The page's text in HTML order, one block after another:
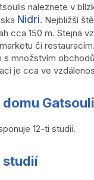
naleznete v
Nidri. Nejbližší
cca 150 m. Stejná
či
s množstvím
je cca ve
12-ti studii.
studií